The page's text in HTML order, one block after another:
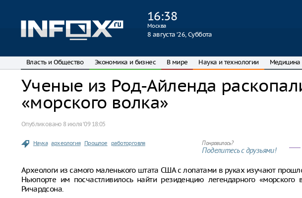
16:38
Москва
8 августа ‘26, Суббота
Власть и Общество Экономика и бизнес В мире Наука и технологии Медицина
Ученые из Род-Айленда
«морского волка»
Опубликовано 8 июля ‘09 18:05
Наука археология Прошлое работорговля Понравилось?
Поделитесь с друзьями!
Археологи из самого маленького штата США с лопатами в руках изучают
Ньюпорте им посчастливилось найти резиденцию легендарного «морского
Ричардсона.